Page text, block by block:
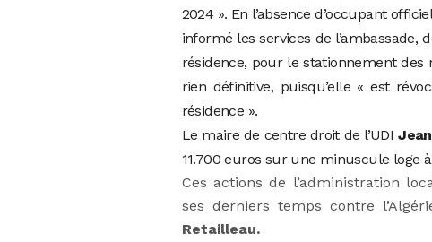
2024 ». En l’absence d’occupant
informé les services de
résidence, pour le stationnement des
rien définitive, puisqu’elle « est
résidence ».
Le maire de centre droit de l’UDI
11.700 euros sur une minuscule loge
Ces actions de l’administration
ses derniers temps contre
Retailleau.